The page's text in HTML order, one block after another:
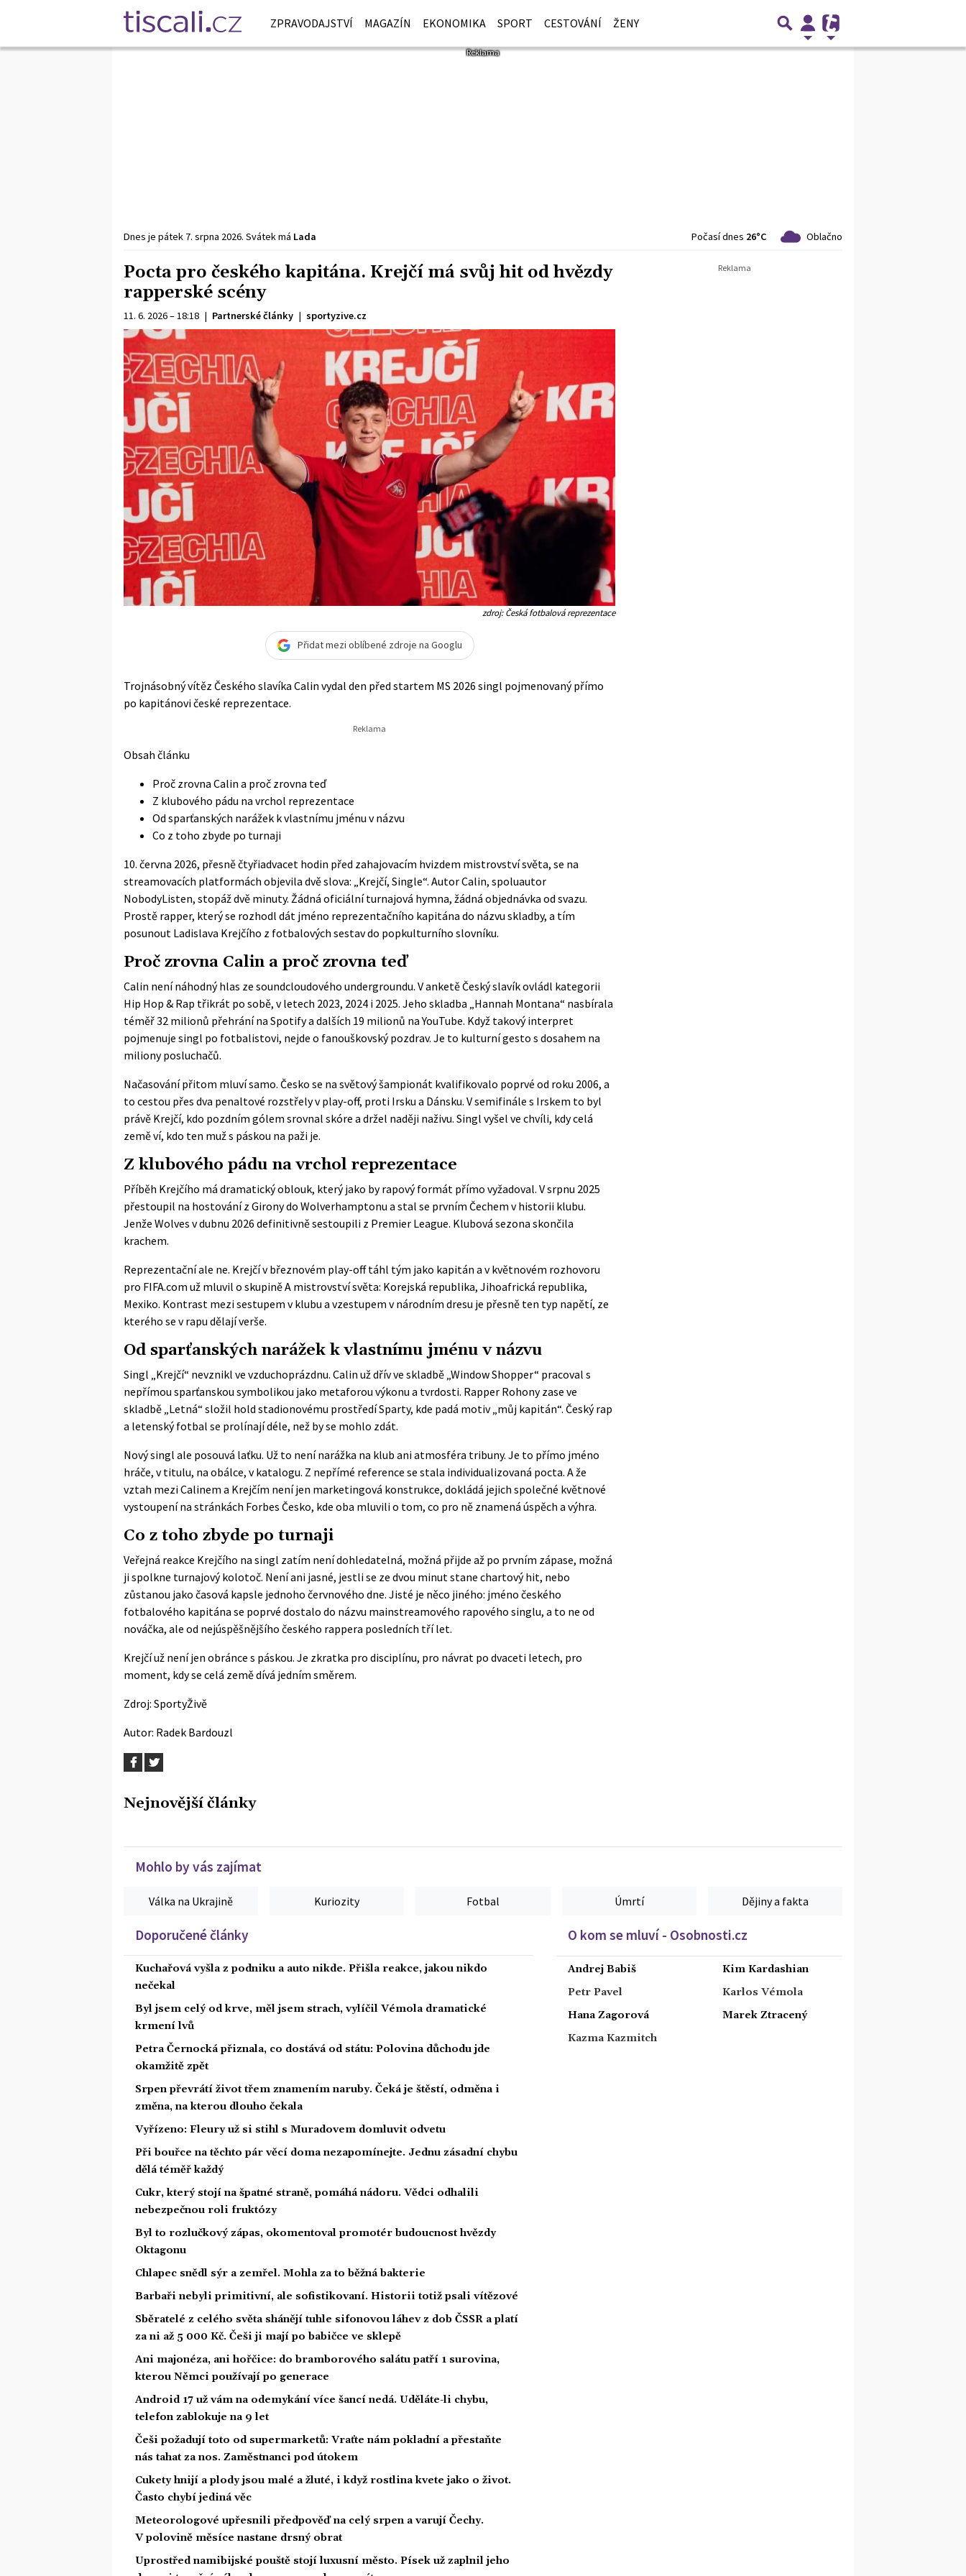
ZPRAVODAJSTVÍ MAGAZÍN EKONOMIKA SPORT CESTOVÁNÍ ŽENY
Dnes je pátek 7. srpna 2026. Svátek má Lada Počasí dnes 26°C Oblačno
Pocta pro českého kapitána. Krejčí má svůj hit od hvězdy
rapperské scény
11. 6. 2026 – 18:18 | Partnerské články | sportyzive.cz
zdroj: Česká fotbalová reprezentace
Přidat mezi oblíbené zdroje na Googlu
Trojnásobný vítěz Českého slavíka Calin vydal den před startem MS 2026 singl pojmenovaný přímo
po kapitánovi české reprezentace.
Obsah článku
Proč zrovna Calin a proč zrovna teď
Z klubového pádu na vrchol reprezentace
Od sparťanských narážek k vlastnímu jménu v názvu
Co z toho zbyde po turnaji
10. června 2026, přesně čtyřiadvacet hodin před zahajovacím hvizdem mistrovství světa, se na
streamovacích platformách objevila dvě slova: „Krejčí, Single“. Autor Calin, spoluautor
NobodyListen, stopáž dvě minuty. Žádná oficiální turnajová hymna, žádná objednávka od svazu.
Prostě rapper, který se rozhodl dát jméno reprezentačního kapitána do názvu skladby, a tím
posunout Ladislava Krejčího z fotbalových sestav do popkulturního slovníku.
Proč zrovna Calin a proč zrovna teď
Calin není náhodný hlas ze soundcloudového undergroundu. V anketěČeský slavíkovládl kategorii
Hip Hop & Rap třikrát po sobě, v letech 2023, 2024 i 2025. Jeho skladba „Hannah Montana“ nasbírala
téměř 32 milionů přehrání na Spotify a dalších 19 milionů na YouTube. Když takový interpret
pojmenuje singl po fotbalistovi, nejde o fanouškovský pozdrav. Je to kulturní gesto s dosahem na
miliony posluchačů.
Načasování přitom mluví samo. Česko se na světový šampionát kvalifikovalo poprvé od roku 2006, a
to cestou přes dva penaltové rozstřely v play-off, proti Irsku a Dánsku. V semifinále s Irskem to byl
právě Krejčí, kdo pozdním gólem srovnal skóre a držel naději naživu. Singl vyšel ve chvíli, kdy celá
země ví, kdo ten muž s páskou na paži je.
Z klubového pádu na vrchol reprezentace
Příběh Krejčího má dramatický oblouk, který jako by rapový formát přímo vyžadoval. V srpnu 2025
přestoupil na hostování z Girony do Wolverhamptonu a stal se prvním Čechem v historii klubu.
Jenže Wolves v dubnu 2026 definitivně sestoupili z Premier League. Klubová sezona skončila
krachem.
Reprezentační ale ne. Krejčí v březnovém play-off táhl tým jako kapitán a v květnovém rozhovoru
pro FIFA.com už mluvil o skupině A mistrovství světa: Korejská republika, Jihoafrická republika,
Mexiko. Kontrast mezi sestupem v klubu a vzestupem v národním dresu je přesně ten typ napětí, ze
kterého se v rapu dělají verše.
Od sparťanských narážek k vlastnímu jménu v názvu
Singl „Krejčí“ nevznikl ve vzduchoprázdnu. Calin už dřív ve skladbě „Window Shopper“ pracoval s
nepřímou sparťanskou symbolikou jako metaforou výkonu a tvrdosti. Rapper Rohony zase ve
skladbě „Letná“ složil hold stadionovému prostředí Sparty, kde padá motiv „můj kapitán“. Český rap
a letenský fotbal se prolínají déle, než by se mohlo zdát.
Nový singl ale posouvá laťku. Už to není narážka na klub ani atmosféra tribuny. Je to přímo jméno
hráče, v titulu, na obálce, v katalogu. Z nepřímé reference se stala individualizovaná pocta. A že
vztah mezi Calinem a Krejčím není jen marketingová konstrukce, dokládá jejich společné květnové
vystoupení na stránkách Forbes Česko, kde oba mluvili o tom, co pro ně znamená úspěch a výhra.
Co z toho zbyde po turnaji
Veřejná reakce Krejčího na singl zatím není dohledatelná, možná přijde až po prvním zápase, možná
ji spolkne turnajový kolotoč. Není ani jasné, jestli se ze dvou minut stane chartový hit, nebo
zůstanou jako časová kapsle jednoho červnového dne. Jisté je něco jiného: jméno českého
fotbalového kapitána se poprvé dostalo do názvu mainstreamového rapového singlu, a to ne od
nováčka, ale od nejúspěšnějšího českého rappera posledních tří let.
Krejčí už není jen obránce s páskou. Je zkratka pro disciplínu, pro návrat po dvaceti letech, pro
moment, kdy se celá země dívá jedním směrem.
Zdroj: SportyŽivě
Autor: Radek Bardouzl
Nejnovější články
Mohlo by vás zajímat
Válka na Ukrajině Kuriozity Fotbal Úmrtí Dějiny a fakta
Doporučené články
Kuchařová vyšla z podniku a auto nikde. Přišla reakce, jakou nikdo
nečekal
Byl jsem celý od krve, měl jsem strach, vylíčil Vémola dramatické
krmení lvů
Petra Černocká přiznala, co dostává od státu: Polovina důchodu jde
okamžitě zpět
Srpen převrátí život třem znamením naruby. Čeká je štěstí, odměna i
změna, na kterou dlouho čekala
Vyřízeno: Fleury už si stihl s Muradovem domluvit odvetu
Při bouřce na těchto pár věcí doma nezapomínejte. Jednu zásadní chybu
dělá téměř každý
Cukr, který stojí na špatné straně, pomáhá nádoru. Vědci odhalili
nebezpečnou roli fruktózy
Byl to rozlučkový zápas, okomentoval promotér budoucnost hvězdy
Oktagonu
Chlapec snědl sýr a zemřel. Mohla za to běžná bakterie
Barbaři nebyli primitivní, ale sofistikovaní. Historii totiž psali vítězové
Sběratelé z celého světa shánějí tuhle sifonovou láhev z dob ČSSR a platí
za ni až 5 000 Kč. Češi ji mají po babičce ve sklepě
Ani majonéza, ani hořčice: do bramborového salátu patří 1 surovina,
kterou Němci používají po generace
Android 17 už vám na odemykání více šancí nedá. Uděláte-li chybu,
telefon zablokuje na 9 let
Češi požadují toto od supermarketů: Vraťte nám pokladní a přestaňte
nás tahat za nos. Zaměstnanci pod útokem
Cukety hnijí a plody jsou malé a žluté, i když rostlina kvete jako o život.
Často chybí jediná věc
Meteorologové upřesnili předpověď na celý srpen a varují Čechy.
V polovině měsíce nastane drsný obrat
Uprostřed namibijské pouště stojí luxusní město. Písek už zaplnil jeho
O kom se mluví - Osobnosti.cz
Andrej Babiš
Petr Pavel
Hana Zagorová
Kazma Kazmitch
Kim Kardashian
Karlos Vémola
Marek Ztracený